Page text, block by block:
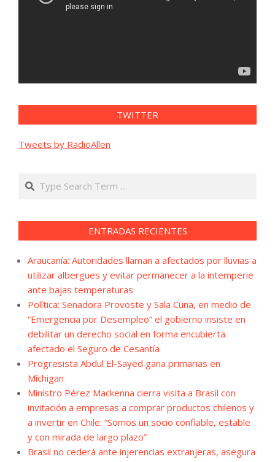
TWITTER
Tweets by RadioAllen
Search
ENTRADAS RECIENTES
Araucanía: Autoridades llaman a afectados por lluvias a
utilizar albergues y evitar permanecer a la intemperie
ante bajas temperaturas
Política: Senadora Provoste y Sala Cuna, en medio de
“Emergencia por Desempleo” el gobierno insiste en
debilitar un derecho social en forma encubierta
afectado el Seguro de Cesantía
Progresista Abdul El-Sayed gana primarias en
Míchigan
Ministro Pérez Mackenna cierra visita a Brasil con
invitación a empresas a comprar productos chilenos y
a invertir en Chile: “Somos un socio confiable, estable
y con mirada de largo plazo”
Brasil no cederá ante injerencias extranjeras, asegura